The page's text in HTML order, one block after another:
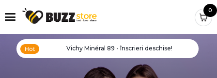
0
Vichy Minéral 89 - înscrieri deschise!